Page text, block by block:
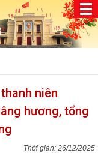
niên
hương, tổng
26/12/2025